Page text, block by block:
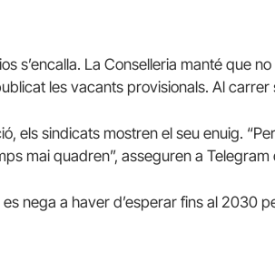
s’encalla. La Conselleria manté que
les vacants provisionals. Al carrer
els sindicats mostren el seu enuig.
mai quadren”, asseguren a Telegram
nega a haver d’esperar fins al 2030